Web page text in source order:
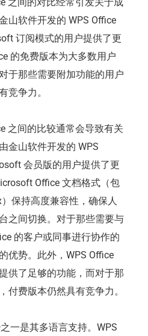
山软件开发的 WPS Office
订阅模式的用户提供了更
的免费版本为大多数用户
于那些需要附加功能的用户
竞争力。
之间的比较通常会导致有关
金山软件开发的 WPS
会员版的用户提供了更
Office 文档格式（包
保持高度兼容性，确保人
之间切换。对于那些需要与
的客户或同事进行协作的
优势。此外，WPS Office
供了足够的功能，而对于那
付费版本仍然具有竞争力。
一是其多语言支持。WPS